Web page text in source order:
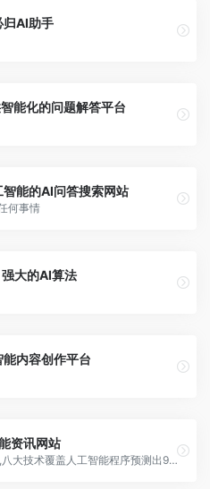
归AI助手
能化的问题解答平台
能的AI问答搜索网站
何事情
大的AI算法
内容创作平台
资讯网站
李彦宏:百度AI多领域布局,八大技术覆盖人工智能程序预测出98.5%的人类蛋白质人工科技对话Z世代,广东[…]